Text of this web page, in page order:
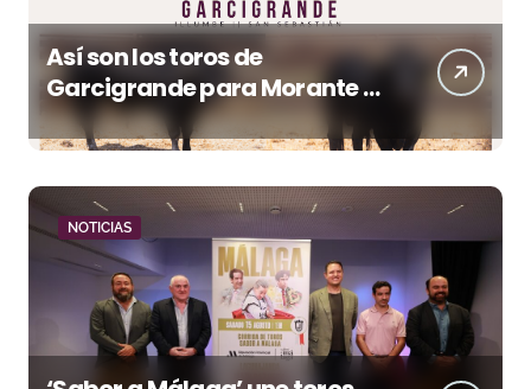
Así son los toros de
Garcigrande para Morante y
Manzanares en Illumbe
(Vídeo e imágenes desde el
campo)
NOTICIAS